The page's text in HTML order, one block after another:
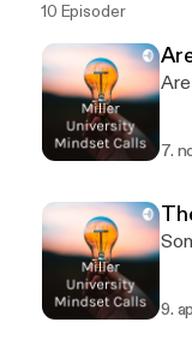
10 Episoder
7.
9.